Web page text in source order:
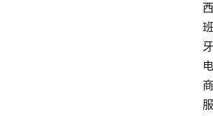
西
班
牙
电
商
服